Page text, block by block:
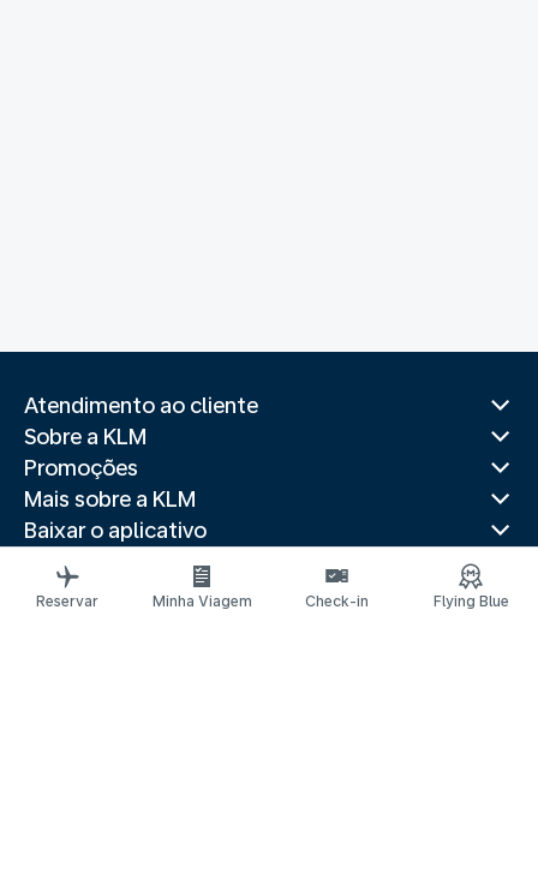
Atendimento ao cliente
Sobre a KLM
Promoções
Mais sobre a KLM
Baixar o aplicativo
Sites relacionados
Guias de viagem
Reservar Minha Viagem Check-in Flying Blue